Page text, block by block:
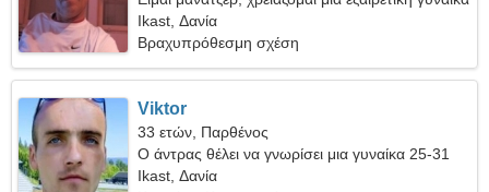
Ikast, Δανία
Βραχυπρόθεσμη σχέση
Viktor
33 ετών, Παρθένος
Ο άντρας θέλει να γνωρίσει μια γυναίκα 25-31
Ikast, Δανία